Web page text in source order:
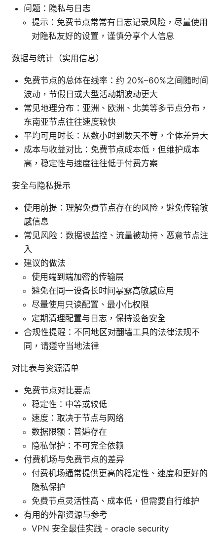
问题：隐私与日志
提示：免费节点常常有日志记录风险，尽量使用
对隐私友好的设置，谨慎分享个人信息
数据与统计（实用信息）
免费节点的总体在线率：约 20%–60%之间随时间
波动，节假日或大型活动期波动更大
常见地理分布：亚洲、欧洲、北美等多节点分布，
东南亚节点往往速度较快
平均可用时长：从数小时到数天不等，个体差异大
成本与收益对比：免费节点成本低，但维护成本
高，稳定性与速度往往低于付费方案
安全与隐私提示
使用前提：理解免费节点存在的风险，避免传输敏
感信息
常见风险：数据被监控、流量被劫持、恶意节点注
入
建议的做法
使用端到端加密的传输层
避免在同一设备长时间暴露高敏感应用
尽量使用只读配置、最小化权限
定期清理配置与日志，保持设备安全
合规性提醒：不同地区对翻墙工具的法律法规不
同，请遵守当地法律
对比表与资源清单
免费节点对比要点
稳定性：中等或较低
速度：取决于节点与网络
数据限额：普遍存在
隐私保护：不可完全依赖
付费机场与免费节点的差异
付费机场通常提供更高的稳定性、速度和更好的
隐私保护
免费节点灵活性高、成本低，但需要自行维护
有用的外部资源与参考
VPN 安全最佳实践 - oracle security